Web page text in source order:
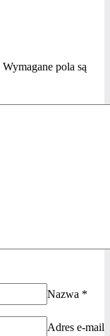
Wymagane pola są
Nazwa *
Adres e-mail